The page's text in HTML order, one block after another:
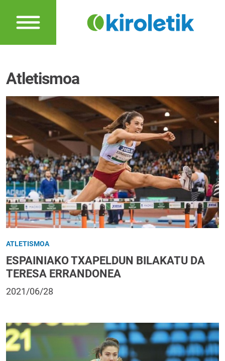
Atletismoa
ATLETISMOA
ESPAINIAKO TXAPELDUN BILAKATU DA
TERESA ERRANDONEA
2021/06/28